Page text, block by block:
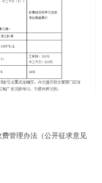
管理办法（公开征求意见